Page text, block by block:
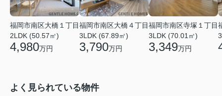
福岡市南区大橋１丁目
2LDK (50.57㎡)
4,980万円
福岡市南区大橋４丁目
3LDK (67.89㎡)
3,790万円
福岡市南区寺塚１丁目
3LDK (70.01㎡)
3,349万円
よく見られている物件